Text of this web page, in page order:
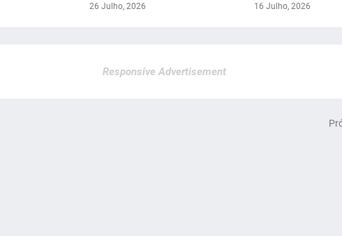
26 Julho, 2026 16 Julho, 2026
Responsive Advertisement